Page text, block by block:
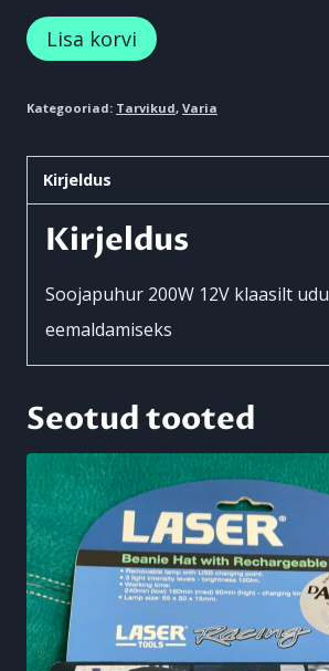
Soojapuhur
200W
12V
udu
eemaldamiseks
kogus
Lisa korvi
Kategooriad: Tarvikud, Varia
Kirjeldus
Kirjeldus
Soojapuhur 200W 12V klaasilt udu
eemaldamiseks
Seotud tooted